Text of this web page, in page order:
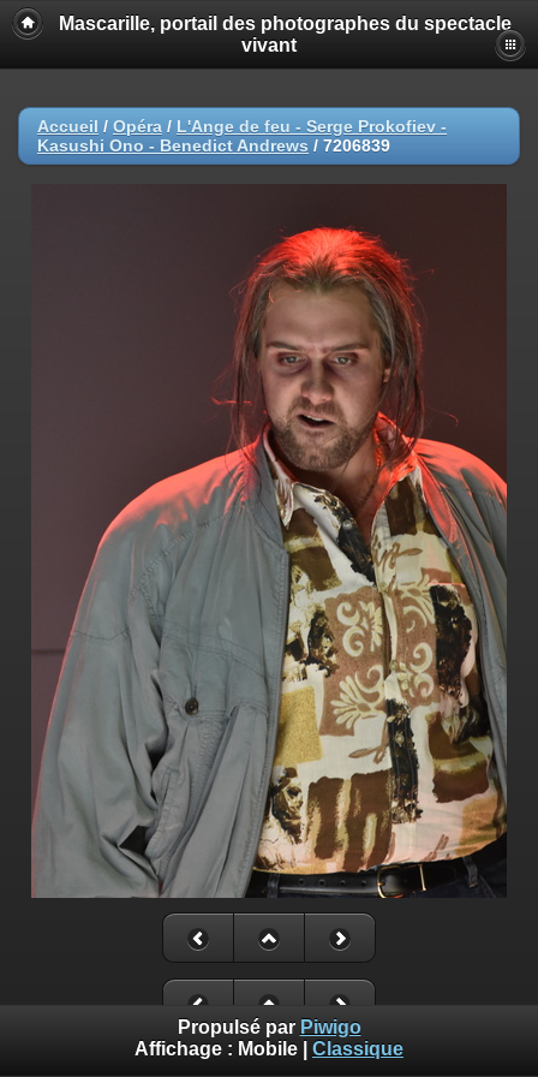
Mascarille, portail des photographes du spectacle
vivant
Accueil / Opéra / L'Ange de feu - Serge Prokofiev -
Kasushi Ono - Benedict Andrews / 7206839
Propulsé par Piwigo
Affichage : Mobile Classique